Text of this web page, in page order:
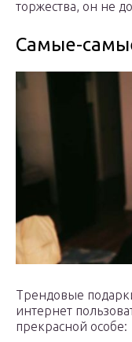
торжества, он не
Самые-
Трендовые
интернет
прекрасной особе: